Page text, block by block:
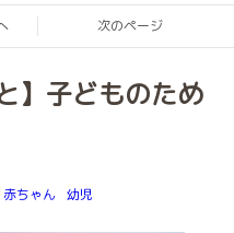
次のページ
】子どものため
赤ちゃん 幼児